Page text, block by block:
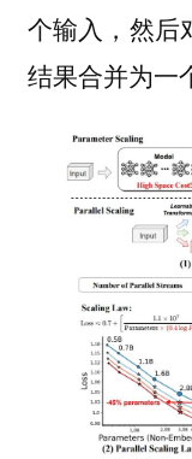
个输入，然后
结果合并为一